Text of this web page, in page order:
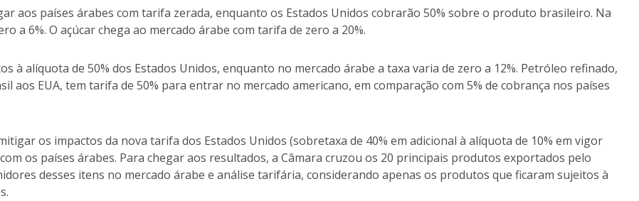
aos países árabes com tarifa zerada, enquanto os Estados Unidos cobrarão 50% sobre o produto brasileiro. Na
a 6%. O açúcar chega ao mercado árabe com tarifa de zero a 20%.
à alíquota de 50% dos Estados Unidos, enquanto no mercado árabe a taxa varia de zero a 12%. Petróleo refinado,
EUA, tem tarifa de 50% para entrar no mercado americano, em comparação com 5% de cobrança nos países
os impactos da nova tarifa dos Estados Unidos (sobretaxa de 40% em adicional à alíquota de 10% em vigor
os países árabes. Para chegar aos resultados, a Câmara cruzou os 20 principais produtos exportados pelo
desses itens no mercado árabe e análise tarifária, considerando apenas os produtos que ficaram sujeitos à